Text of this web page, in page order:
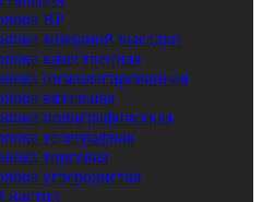
ВР
холодной высадки
качественная
низколегированная
вязальная
полиграфическая
телеграфная
торговая
углеродистая
настил